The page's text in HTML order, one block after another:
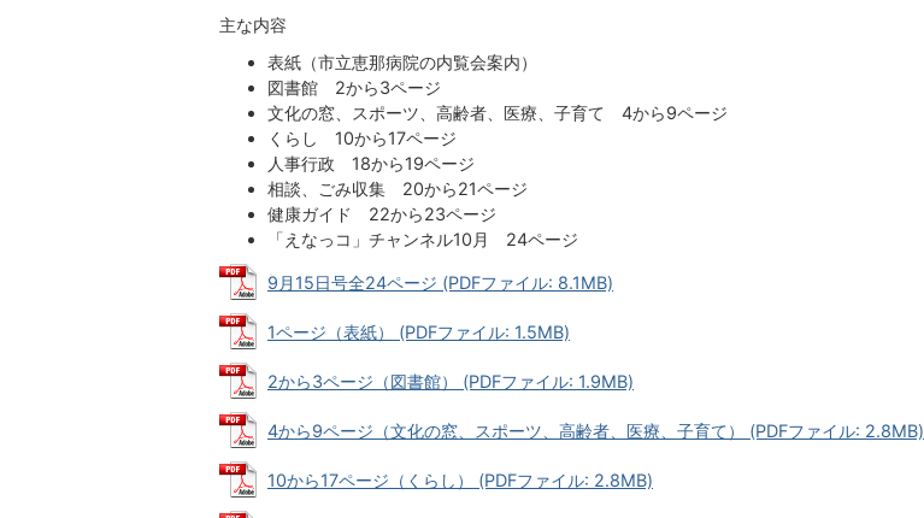
主な内容
表紙（市立恵那病院の内覧会案内）
図書館 2から3ページ
文化の窓、スポーツ、高齢者、医療、子育て 4から9ページ
くらし 10から17ページ
人事行政 18から19ページ
相談、ごみ収集 20から21ページ
健康ガイド 22から23ページ
「えなっコ」チャンネル10月 24ページ
9月15日号全24ページ (PDFファイル: 8.1MB)
1ページ（表紙） (PDFファイル: 1.5MB)
2から3ページ（図書館） (PDFファイル: 1.9MB)
4から9ページ（文化の窓、スポーツ、高齢者、医療、子育て） (PDFファイル: 2.8MB)
10から17ページ（くらし） (PDFファイル: 2.8MB)